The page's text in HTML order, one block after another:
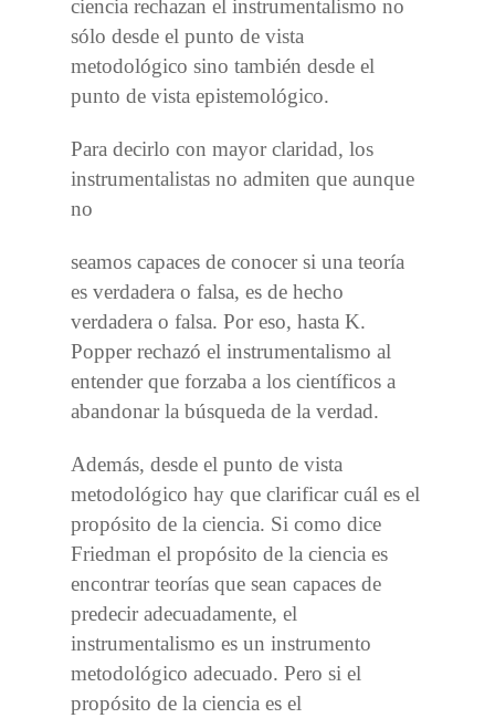
ciencia rechazan el instrumentalismo no
sólo desde el punto de vista
metodológico sino también desde el
punto de vista epistemológico.
Para decirlo con mayor claridad, los
instrumentalistas no admiten que aunque
no
seamos capaces de conocer si una teoría
es verdadera o falsa, es de hecho
verdadera o falsa. Por eso, hasta K.
Popper rechazó el instrumentalismo al
entender que forzaba a los científicos a
abandonar la búsqueda de la verdad.
Además, desde el punto de vista
metodológico hay que clarificar cuál es el
propósito de la ciencia. Si como dice
Friedman el propósito de la ciencia es
encontrar teorías que sean capaces de
predecir adecuadamente, el
instrumentalismo es un instrumento
metodológico adecuado. Pero si el
propósito de la ciencia es el